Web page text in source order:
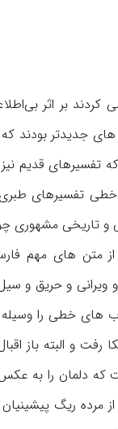
بر اثر
جدیدتر بودند که
تفسیرهای قدیم نیز
خطی تفسیرهای
و تاریخی مشهوری
از متن های مهم
و حریق و
های خطی را
و البته باز
كه دلمان را به
مرده ریگ